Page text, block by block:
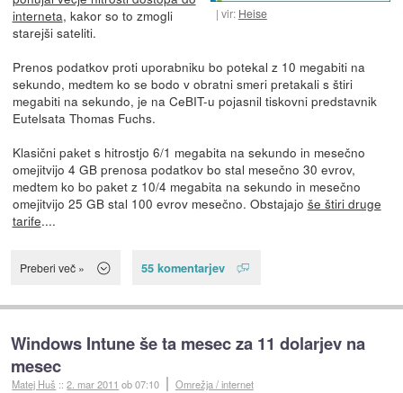
vir: Heise
interneta, kakor so to zmogli
starejši sateliti.
Prenos podatkov proti uporabniku bo potekal z 10 megabiti na
sekundo, medtem ko se bodo v obratni smeri pretakali s štiri
megabiti na sekundo, je na CeBIT-u pojasnil tiskovni predstavnik
Eutelsata Thomas Fuchs.
Klasični paket s hitrostjo 6/1 megabita na sekundo in mesečno
omejitvijo 4 GB prenosa podatkov bo stal mesečno 30 evrov,
medtem ko bo paket z 10/4 megabita na sekundo in mesečno
omejitvijo 25 GB stal 100 evrov mesečno. Obstajajo še štiri druge
tarife....
Preberi več » 55 komentarjev
Windows Intune še ta mesec za 11 dolarjev na
mesec
Matej Huš ::2. mar 2011 ob 07:10 Omrežja / internet